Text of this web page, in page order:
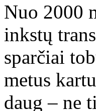
Nuo 2000
inkstų
sparčiai
metus
daug – ne